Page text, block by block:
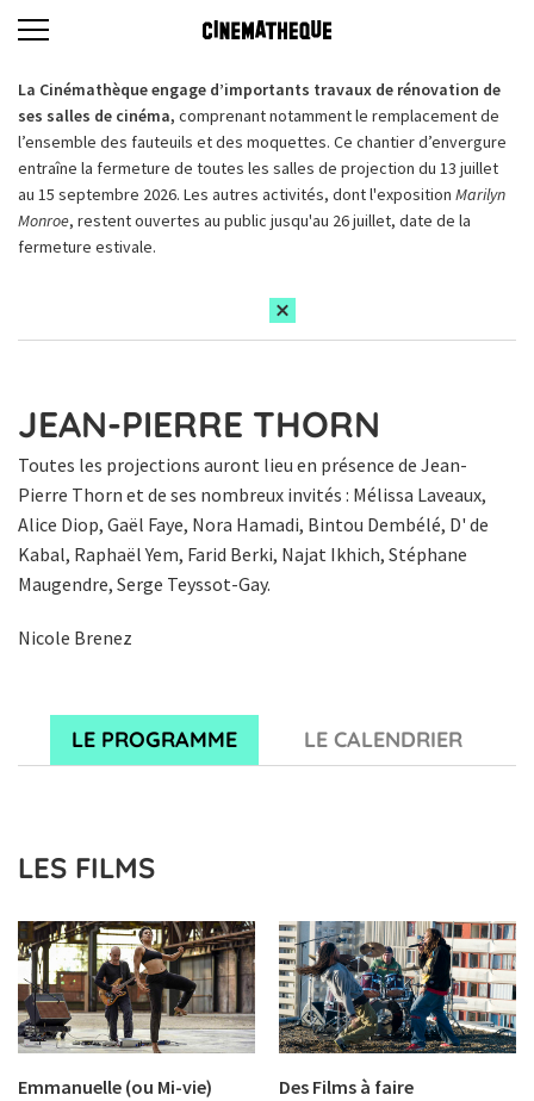
La Cinémathèque engage d’importants travaux de rénovation de
ses salles de cinéma, comprenant notamment le remplacement de
l’ensemble des fauteuils et des moquettes. Ce chantier d’envergure
entraîne la fermeture de toutes les salles de projection du 13 juillet
au 15 septembre 2026. Les autres activités, dont l'exposition Marilyn
Monroe, restent ouvertes au public jusqu'au 26 juillet, date de la
fermeture estivale.
JEAN-PIERRE THORN
Toutes les projections auront lieu en présence de Jean-
Pierre Thorn et de ses nombreux invités : Mélissa Laveaux,
Alice Diop, Gaël Faye, Nora Hamadi, Bintou Dembélé, D' de
Kabal, Raphaël Yem, Farid Berki, Najat Ikhich, Stéphane
Maugendre, Serge Teyssot-Gay.
Nicole Brenez
LE PROGRAMME LE CALENDRIER
LES FILMS
Emmanuelle (ou Mi-vie) Des Films à faire